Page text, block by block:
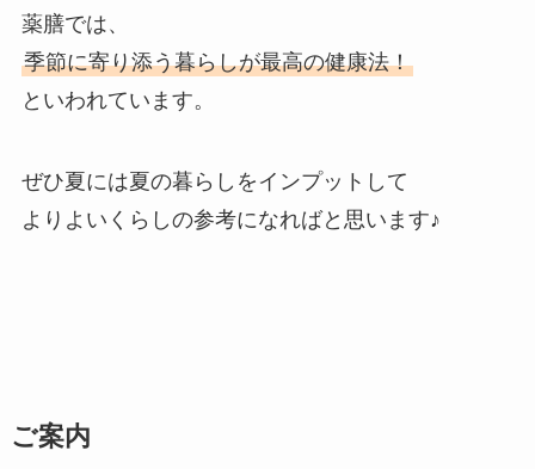
薬膳では、
季節に寄り添う暮らしが最高の健康法！
といわれています。
ぜひ夏には夏の暮らしをインプットして
よりよいくらしの参考になればと思います♪
ご案内